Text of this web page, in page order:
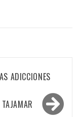
ADICCIONES